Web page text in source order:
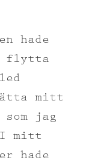
hade
flytta
mitt
jag
mitt
hade